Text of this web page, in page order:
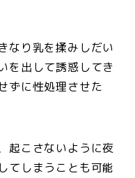
なり乳を揉みしだい
を出して誘惑してき
ずに性処理させた
起こさないように夜
てしまうことも可能